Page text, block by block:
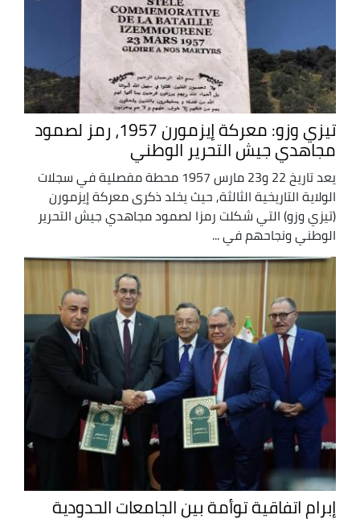
تيزي وزو: معركة إيزمورن 1957، رمز لصمود
مجاهدي جيش التحرير الوطني
يعد تاريخ 22 و23 مارس 1957 محطة مفصلية في سجلات
الولاية التاريخية الثالثة, حيث يخلد ذكرى معركة إيزمورن
(تيزي وزو) التي شكلت رمزا لصمود مجاهدي جيش التحرير
الوطني ونجاحهم في ...
إبرام اتفاقية توأمة بين الجامعات الحدودية